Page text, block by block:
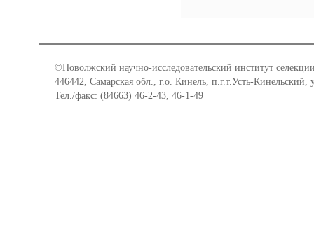
©Поволжский научно-исследовательский институт
446442, Самарская обл., г.о. Кинель, п.г.т.Усть-Кинельский,
Тел./факс: (84663) 46-2-43, 46-1-49